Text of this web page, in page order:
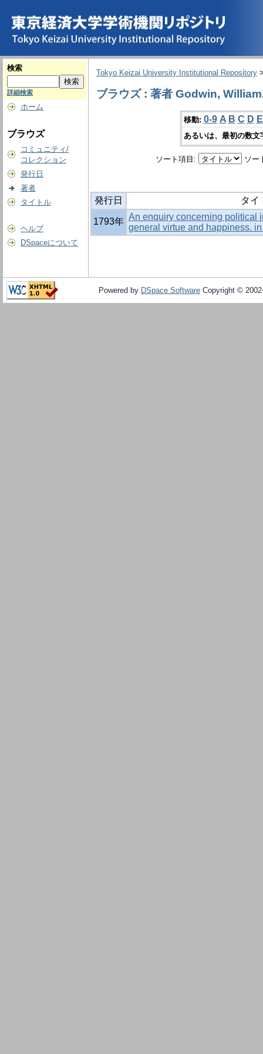
検索
詳細検索
ホーム
ブラウズ
コミュニティ/
コレクション
発行日
著者
タイトル
ヘルプ
DSpaceについて
Tokyo Keizai University Institutional Repository
ブラウズ : 著者 Godwin,
移動: 0-9 A B C D E
あるいは、最初の数
ソート項目: ソー
発行日 タイ
1793年 An enquiry concerning political
general virtue and happiness.
Powered by DSpace Software Copyright ©